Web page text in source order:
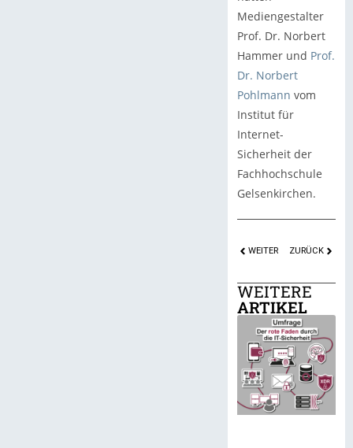
Mediengestalter
Prof. Dr. Norbert
Hammer und Prof.
Dr. Norbert
Pohlmann vom
Institut für
Internet-
Sicherheit der
Fachhochschule
Gelsenkirchen.
WEITER ZURÜCK
WEITERE
ARTIKEL